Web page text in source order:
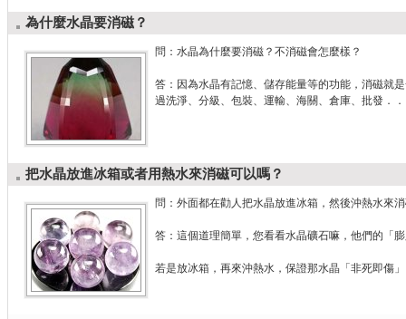
為什麼水晶要消磁？
問：水晶為什麼要消磁？不消磁會怎麼樣？
答：因為水晶有記憶、儲存能量等的功能，消磁就
過洗淨、分級、包裝、運輸、海關、倉庫、批發．
把水晶放進冰箱或者用熱水來消磁可以嗎？
問：外面都在勸人把水晶放進冰箱，然後沖熱水來
答：這個道理簡單，您看看水晶礦石嘛，他們的「
若是放冰箱，再來沖熱水，保證那水晶「非死即傷